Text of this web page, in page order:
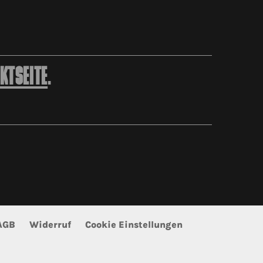
.
Widerruf Cookie Einstellungen